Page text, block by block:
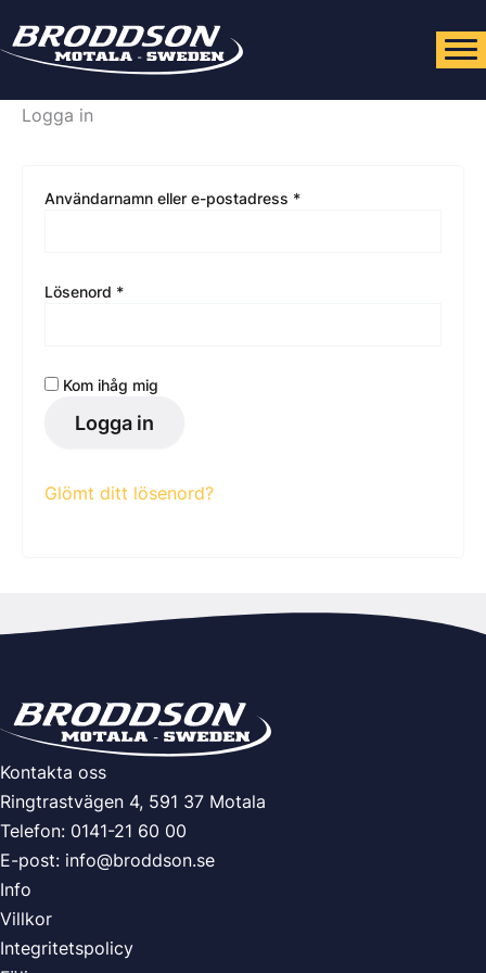
till
innehåll
Logga in
Användarnamn eller e-postadress *Obligatoriskt
Lösenord *Obligatoriskt
Kom ihåg mig
Logga in
Glömt ditt lösenord?
Kontakta oss
Ringtrastvägen 4, 591 37 Motala
Telefon: 0141-21 60 00
E-post: info@broddson.se
Info
Villkor
Integritetspolicy